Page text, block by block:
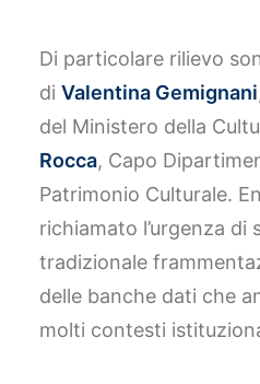
Di particolare rilievo
di Valentina Gemignani
del Ministero della
Rocca, Capo
Patrimonio Culturale.
richiamato l’urgenza di
tradizionale
delle banche dati che
molti contesti